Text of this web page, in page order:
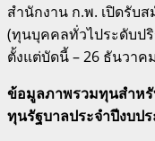
สำนักงาน ก.พ. เปิดรับ
(ทุนบุคคลทั่วไประดับป
ตั้งแต่บัดนี้ – 26 ธันวาค
ข้อมูลภาพรวมทุนสำห
ทุนรัฐบาลประจำปีงบป